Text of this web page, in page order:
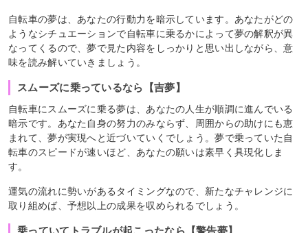
自転車の夢は、あなたの行動力を暗示しています。あなたがどの
ようなシチュエーションで自転車に乗るかによって夢の解釈が異
なってくるので、夢で見た内容をしっかりと思い出しながら、意
味を読み解いていきましょう。
スムーズに乗っているなら【吉夢】
自転車にスムーズに乗る夢は、あなたの人生が順調に進んでいる
暗示です。あなた自身の努力のみならず、周囲からの助けにも恵
まれて、夢が実現へと近づいていくでしょう。夢で乗っていた自
転車のスピードが速いほど、あなたの願いは素早く具現化しま
す。
運気の流れに勢いがあるタイミングなので、新たなチャレンジに
取り組めば、予想以上の成果を収められるでしょう。
乗っていてトラブルが起こったなら【警告夢】